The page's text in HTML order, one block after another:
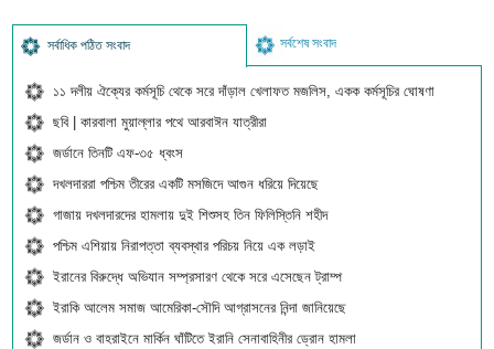
সর্বাধিক পঠিত সংবাদ সর্বশেষ সংবাদ
১১ দলীয় ঐক্যের কর্মসূচি থেকে সরে দাঁড়াল খেলাফত মজলিস, একক কর্মসূচির ঘোষণা
ছবি | কারবালা মুয়াল্লার পথে আরবাঈন যাত্রীরা
জর্ডানে তিনটি এফ-৩৫ ধ্বংস
দখলদাররা পশ্চিম তীরের একটি মসজিদে আগুন ধরিয়ে দিয়েছে
গাজায় দখলদারদের হামলায় দুই শিশুসহ তিন ফিলিস্তিনি শহীদ
পশ্চিম এশিয়ায় নিরাপত্তা ব্যবস্থার পরিচয় নিয়ে এক লড়াই
ইরানের বিরুদ্ধে অভিযান সম্প্রসারণ থেকে সরে এসেছেন ট্রাম্প
ইরাকি আলেম সমাজ আমেরিকা-সৌদি আগ্রাসনের নিন্দা জানিয়েছে
জর্ডান ও বাহরাইনে মার্কিন ঘাঁটিতে ইরানি সেনাবাহিনীর ড্রোন হামলা